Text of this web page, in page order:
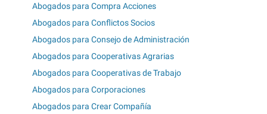
Abogados para Compra Acciones
Abogados para Conflictos Socios
Abogados para Consejo de Administración
Abogados para Cooperativas Agrarias
Abogados para Cooperativas de Trabajo
Abogados para Corporaciones
Abogados para Crear Compañía